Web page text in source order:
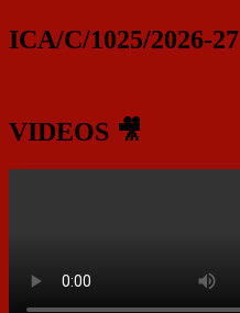
ICA/C/1025/2026-27
VIDEOS 🎥